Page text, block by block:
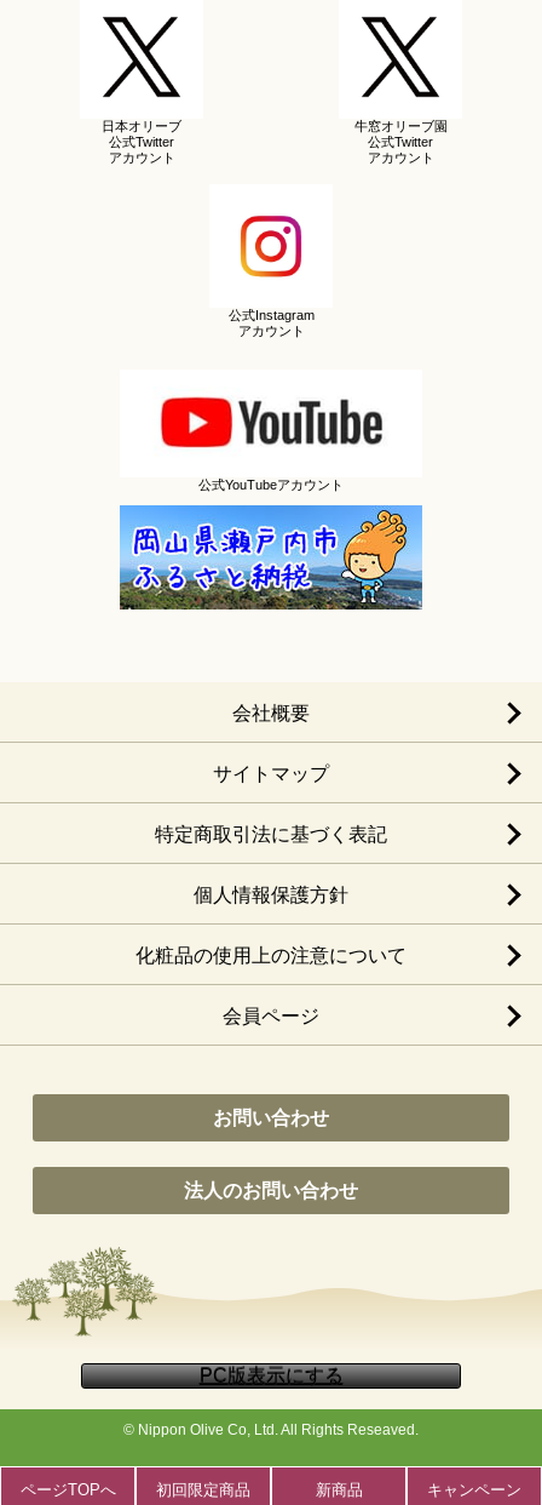
ページTOPへ 初回限定商品 新商品 キャンペーン
日本オリーブ
公式Twitter
アカウント
牛窓オリーブ園
公式Twitter
アカウント
公式Instagram
アカウント
公式YouTubeアカウント
会社概要
サイトマップ
特定商取引法に基づく表記
個人情報保護方針
化粧品の使用上の注意について
会員ページ
お問い合わせ
法人のお問い合わせ
© Nippon Olive Co, Ltd. All Rights Reseaved.